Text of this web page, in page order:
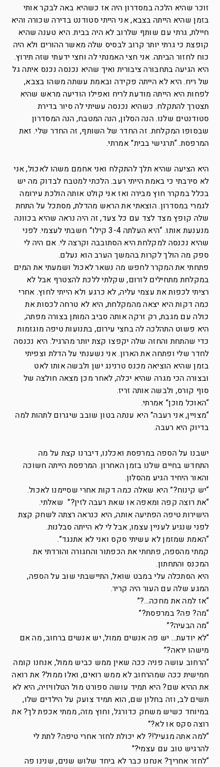
זוכר שהיא הלכה במסדרון היה אז כשהיא באה לבקר אותי
בזמן שהיא הייתה בצבא, אני הייתי סטודנט בדירה שכורה והיא
חיילת, גרתי עם שותף שלרוב לא היה בבית. היא טענה שהיא
קופצת כי גרתי יותר קרוב לבסיס שלה מאשר ההורים ולא היה
כוח לחזור הביתה. אני חצי האמנתי לה וחצי ידעתי שזה תירוץ.
היא הגיעה בתחבורה ציבורית ואיך שהיא נכנסה נכנס איתה גל
של ריח. היא לא הייתה פקידה ובאמת עשתה משהו בצבא,
לפחות היא הייתה מודעת לריח ואפילו הודיעה מראש שהיא
תצטרך להתקלח. כשהיא נכנסה עשיתי לה סיור בדירת
סטודנטים שלנו. הנה הסלון, הנה המטבח, הנה המסדרון
שבסופו המקלחת. זה החדר של השותף, זה החדר שלי. זאת
המרפסת. “תרגישי בבית” אמרתי.
היא הציעה שהיא תלך להתקלח ואני אחמם משהו לאכול, אני
לא סירבתי כי באמת הייתי רעב. הלכתי למטבח לבדוק מה יש
בכלל במקרר חוץ מבירה ואז אני קולט אותה הולכת עירומה
לגמרי במסדרון. הוצאתי את הראש מהדלת, מסתכל על התחת
שלה קופץ מצד לצד עם כל צעד, זה היה נראה שהיא בכוונה
מנענעת אותו. “היא העלתה 3-4 קילו” חשבתי לעצמי. לפני
שהיא נכנסה למקלחת היא הסתובבה וקרצה לי. אם היה לי
ספק מה הולך לקרות בהמשך הערב הוא נעלם.
פתחתי את המקרר לחפש מה נשאר לאכול ושמעתי את המים
במקלחת מתחילים לזרום, שקלתי ללכת להצטרף אבל לא
רציתי לכפות את עצמי עליה, לא כרגע ולא הייתי לחוץ. אחרי
כמה דקות היא יצאה מהמקלחת, היא לא טרחה לכסות את
כולה עם מגבת, רק זרקה אותה סביב המותן בצורה מפתה,
היא פשוט התהלכה לה בחצי עירום, בתנועות טיפה מוגזמות
כדי שהתחת והחזה שלה יקפצו קצת יותר מהרגיל. היא נכנסה
לחדר שלי ופתחה את הארון. אני נשענתי על הדלת וצפיתי
בזמן שהיא הוציאה מכנס טרנינג ישן ולבשה אותו לאט
ובצורה הכי מגרה שהיא יכלה, לאחר מכן מצאה חולצה של
סוף קורס, ולבשה אותה זריז.
“האוכל מוכן” אמרתי.
“מצויין, אני רעבה” היא ענתה בטון שובב שיגרום לתהות למה
בדיוק היא רעבה.
ישבנו על הספה במרפסת ואכלנו, דיברנו קצת על מה
התחדש בחיים שלנו בזמן האחרון. המרפסת הייתה חשוכה
והאור היחיד הגיע מהסלון.
“יש קינוח?” היא שאלה כמה דקות אחרי שסיימנו לאכול.
“את רוצה קפה ומאפה או שאת רעבה לזין?” שאלתי.
הישירות טיפה הפתיעה אותה, היא כנראה רצתה לשחק קצת
לפני שנגיע לעניין עצמו, אבל לי לא הייתה סבלנות.
“האמת שמזמן לא עשיתי סקס ואני לא אתנגד”.
קמתי מהספה, פתחתי את הכפתור והחגורה והורדתי את
המכנס והתחתון.
היא הסתכלה עלי במבט שואל, התיישבתי שוב על הספה,
המגע שלה עם העור היה קריר.
“אז למה את מחכה…?”
“מה? פה? במרפסת?”
“מה הבעיה?”
“לא יודעת… יש פה אנשים ממול, יש אנשים ברחוב, מה אם
מישהו יראה?”
“הרחוב עושה פניה ככה שאין ממש כביש ממול, אנחנו קומה
חמישית ככה שמהרחוב לא ממש רואים, ואלו ממול? את רואה
את ההיא שם? היא תמיד עושה ספורט מול הטלוויזיה, היא לא
תשים לב, וזה בחלון שם, הוא תמיד צועק על הילדים שלו,
במיוחד כשיש משחק כדורגל, וחוץ מזה, ממתי אכפת לך? את
רוצה סקס או לא?”
“למה אתה מגעיל!? לא יכולת לחזר אחרי טיפה? לתת לי
להרגיש טוב עם עצמי?”
“לחזר אחריך? אנחנו כבר לא ביחד שלוש שנים, שנינו פה